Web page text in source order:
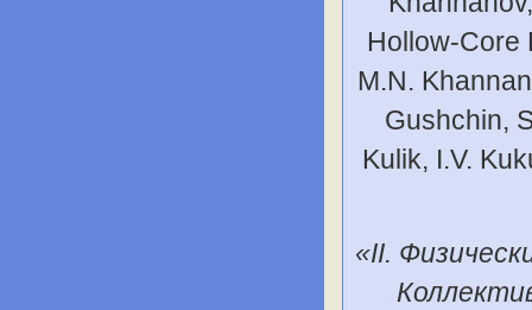
Hollow-Core
M.N.
Gushchin,
Kulik, I.V.
«II.